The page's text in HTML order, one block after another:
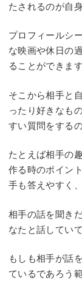
たされるのが自
プロフィールシ
な映画や休日の
ることができます
そこから相手と
ったり好きなも
すい質問をする
たとえば相手の
作る時のポイン
手も答えやすく
相手の話を聞き
なたと話してい
もしも相手が話
ているであろう